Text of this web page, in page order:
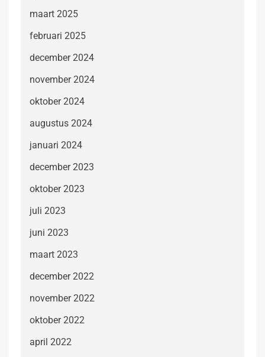
maart 2025
februari 2025
december 2024
november 2024
oktober 2024
augustus 2024
januari 2024
december 2023
oktober 2023
juli 2023
juni 2023
maart 2023
december 2022
november 2022
oktober 2022
april 2022